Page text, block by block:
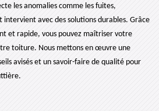
les anomalies comme les fuites,
intervient avec des solutions durables. Grâce
et rapide, vous pouvez maîtriser votre
toiture. Nous mettons en œuvre une
avisés et un savoir-faire de qualité pour